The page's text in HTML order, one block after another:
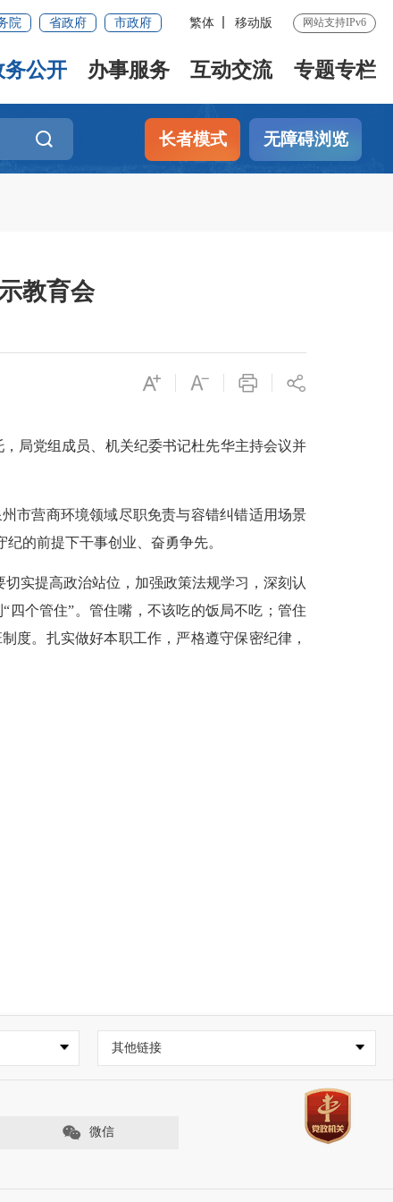
院 省政府 市政府 繁体 移动版 网站支持IPv6
务公开 办事服务 互动交流 专题专栏
长者模式 无障碍浏览
教育会
局党组成员、机关纪委书记杜先华主持会议并
市营商环境领域尽职免责与容错纠错适用场景
的前提下干事创业、奋勇争先。
实提高政治站位，加强政策法规学习，深刻认
个管住”。管住嘴，不该吃的饭局不吃；管住
度。扎实做好本职工作，严格遵守保密纪律，
其他链接
微信